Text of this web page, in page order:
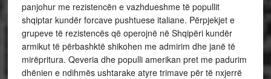
panjohur me rezistencën e vazhdueshme të popullit
shqiptar kundër forcave pushtuese italiane. Përpjekjet e
grupeve të rezistencës që operojnë në Shqipëri kundër
armikut të përbashktë shikohen me admirim dhe janë të
mirëpritura. Qeveria dhe populli amerikan pret me padurim
dhënien e ndihmës ushtarake atyre trimave për të nxjerrë